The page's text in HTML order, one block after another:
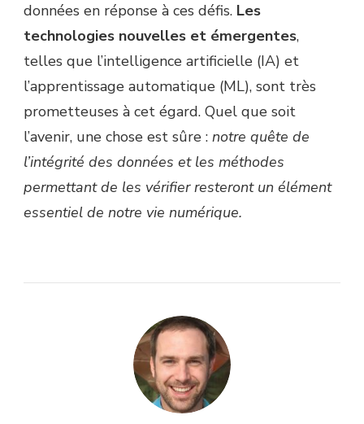
données en réponse à ces défis. Les
technologies nouvelles et émergentes,
telles que l’intelligence artificielle (IA) et
l’apprentissage automatique (ML), sont très
prometteuses à cet égard. Quel que soit
l’avenir, une chose est sûre : notre quête de
l’intégrité des données et les méthodes
permettant de les vérifier resteront un élément
essentiel de notre vie numérique.